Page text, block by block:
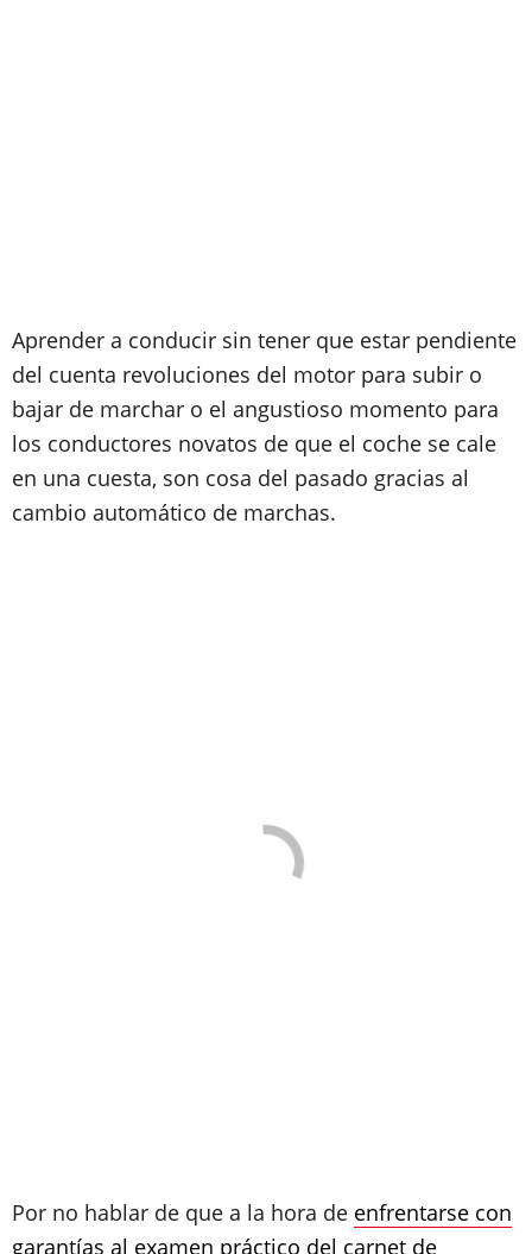
Aprender a conducir sin tener que estar pendiente
del cuenta revoluciones del motor para subir o
bajar de marchar o el angustioso momento para
los conductores novatos de que el coche se cale
en una cuesta, son cosa del pasado gracias al
cambio automático de marchas.
Por no hablar de que a la hora de enfrentarse con
garantías al examen práctico del carnet de